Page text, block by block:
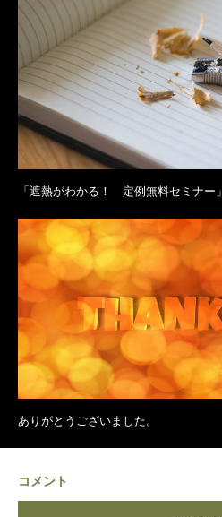
「遮熱がわかる！ 定例無料セミナー」
ありがとうございました。
コメント